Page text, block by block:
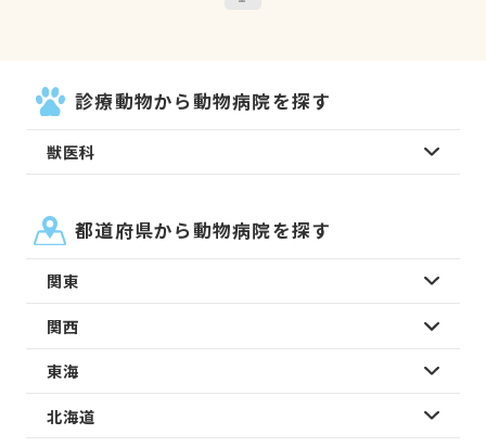
診療動物から動物病院を探す
獣医科
都道府県から動物病院を探す
関東
関西
東海
北海道